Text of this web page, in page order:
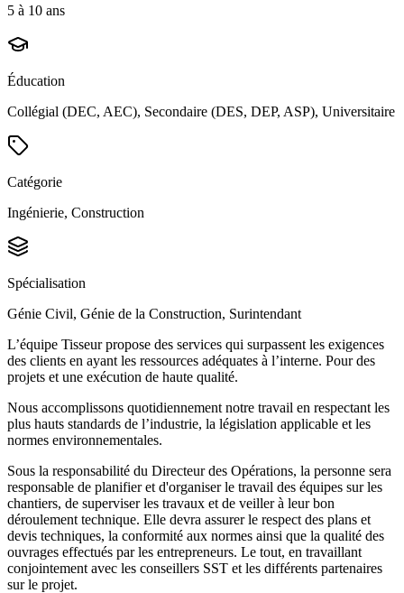
5 à 10 ans
Éducation
Collégial (DEC, AEC), Secondaire (DES, DEP, ASP), Universitaire
Catégorie
Ingénierie, Construction
Spécialisation
Génie Civil, Génie de la Construction, Surintendant
L’équipe Tisseur propose des services qui surpassent les exigences
des clients en ayant les ressources adéquates à l’interne. Pour des
projets et une exécution de haute qualité.
Nous accomplissons quotidiennement notre travail en respectant les
plus hauts standards de l’industrie, la législation applicable et les
normes environnementales.
Sous la responsabilité du Directeur des Opérations, la personne sera
responsable de planifier et d'organiser le travail des équipes sur les
chantiers, de superviser les travaux et de veiller à leur bon
déroulement technique. Elle devra assurer le respect des plans et
devis techniques, la conformité aux normes ainsi que la qualité des
ouvrages effectués par les entrepreneurs. Le tout, en travaillant
conjointement avec les conseillers SST et les différents partenaires
sur le projet.